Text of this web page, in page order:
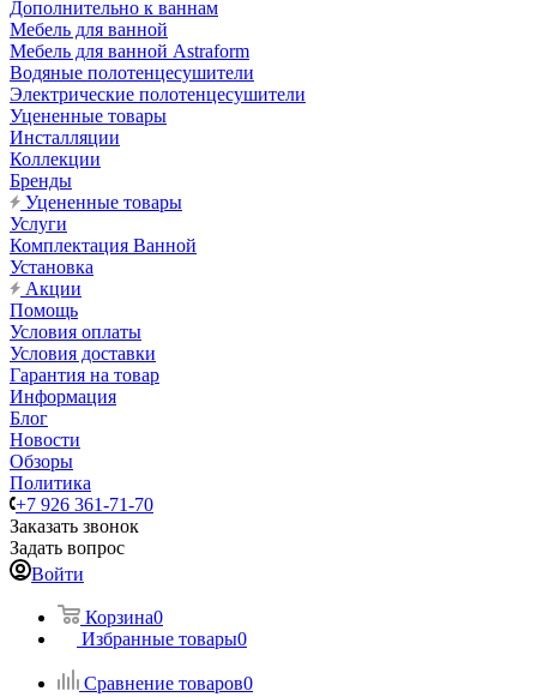
Дополнительно к ваннам
Мебель для ванной
Мебель для ванной Astraform
Водяные полотенцесушители
Электрические полотенцесушители
Уцененные товары
Инсталляции
Коллекции
Бренды
Уцененные товары
Услуги
Комплектация Ванной
Установка
Акции
Помощь
Условия оплаты
Условия доставки
Гарантия на товар
Информация
Блог
Новости
Обзоры
Политика
+7 926 361-71-70
Заказать звонок
Задать вопрос
Войти
Корзина0
Избранные товары0
Сравнение товаров0